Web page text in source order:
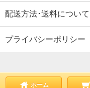
配送方法･送料について
プライバシーポリシー
ホーム